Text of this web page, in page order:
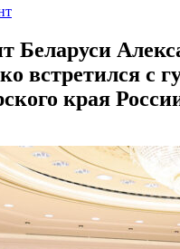
Беларуси
встретился с
края